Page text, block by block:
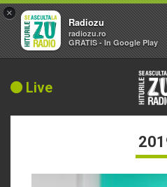
Live
×
Radiozu
radiozu.ro
GRATIS - In Google Play